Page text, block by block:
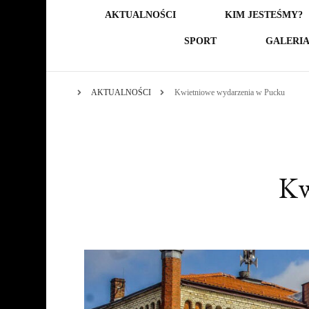
AKTUALNOŚCI KIM JESTEŚMY?
SPORT GALERIA
AKTUALNOŚCI Kwietniowe wydarzenia w Pucku